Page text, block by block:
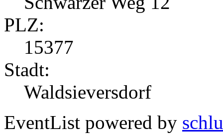
PLZ:
15377
Stadt:
Waldsieversdorf
EventList powered by